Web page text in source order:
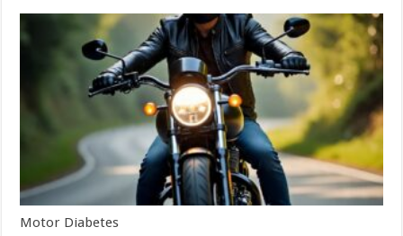
Motor Diabetes